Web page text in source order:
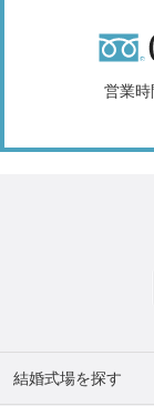
営業
結婚式場を探す